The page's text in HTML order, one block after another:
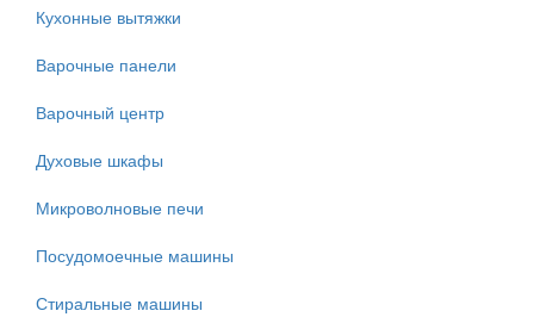
Кухонные вытяжки
Варочные панели
Варочный центр
Духовые шкафы
Микроволновые печи
Посудомоечные машины
Стиральные машины